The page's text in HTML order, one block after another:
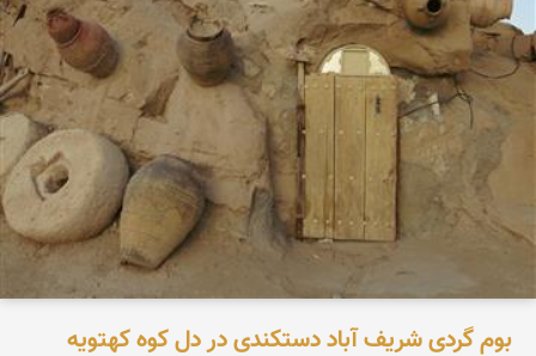
بوم گردی شریف آباد دستکندی در دل کوه کهتویه